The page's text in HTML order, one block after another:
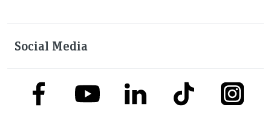
Social Media
link to facebooklink to youtubelink to linkedinlink to tiktok